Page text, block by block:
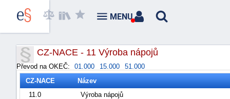
CZ-NACE - 11 Výroba nápojů
Převod na OKEČ: 01.000 15.000
51.000
CZ-NACE
Název
11.0
Výroba nápojů
MENU